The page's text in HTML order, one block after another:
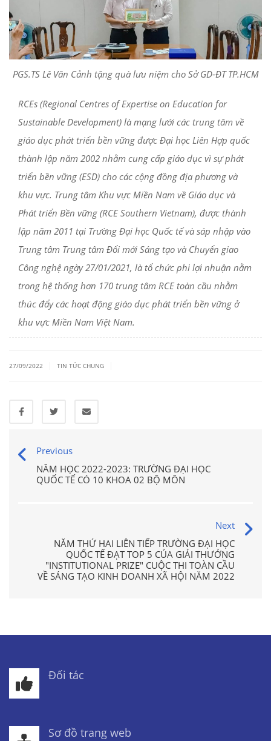
PGS.TS Lê Văn Cảnh tặng quà lưu niệm cho Sở GD-ĐT TP.HCM
RCEs (Regional Centres of Expertise on Education for
Sustainable Development) là mạng lưới các trung tâm về
giáo dục phát triển bền vững được Đại học Liên Hợp quốc
thành lập năm 2002 nhằm cung cấp giáo dục vì sự phát
triển bền vững (ESD) cho các cộng đồng địa phương và
khu vực. Trung tâm Khu vực Miền Nam về Giáo dục và
Phát triển Bền vững (RCE Southern Vietnam), được thành
lập năm 2011 tại Trường Đại học Quốc tế và sáp nhập vào
Trung tâm Trung tâm Đổi mới Sáng tạo và Chuyển giao
Công nghệ ngày 27/01/2021, là tổ chức phi lợi nhuận nằm
trong hệ thống hơn 170 trung tâm RCE toàn cầu nhằm
thúc đẩy các hoạt động giáo dục phát triển bền vững ở
khu vực Miền Nam Việt Nam.
27/09/2022 TIN TỨC CHUNG
Previous
NĂM HỌC 2022-2023: TRƯỜNG ĐẠI HỌC
QUỐC TẾ CÓ 10 KHOA 02 BỘ MÔN
Next
NĂM THỨ HAI LIÊN TIẾP TRƯỜNG ĐẠI HỌC
QUỐC TẾ ĐẠT TOP 5 CỦA GIẢI THƯỞNG
"INSTITUTIONAL PRIZE" CUỘC THI TOÀN CẦU
VỀ SÁNG TẠO KINH DOANH XÃ HỘI NĂM 2022
Đối tác
Sơ đồ trang web